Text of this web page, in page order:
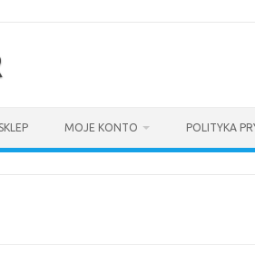
SKLEP MOJE KONTO POLITYKA